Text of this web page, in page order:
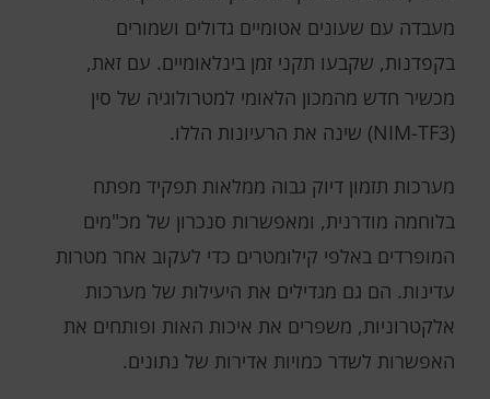
מעבדה עם שעונים אטומיים גדולים ושמורים
בקפדנות, שקבעו תקני זמן בינלאומיים. עם זאת,
מכשיר חדש מהמכון הלאומי למטרולוגיה של סין
(NIM-TF3) שינה את הרעיונות הללו.
מערכות תזמון דיוק גבוה ממלאות תפקיד מפתח
בלוחמה מודרנית, ומאפשרות סנכרון של מכ"מים
המופרדים באלפי קילומטרים כדי לעקוב אחר מטרות
עדינות. הם גם מגדילים את היעילות של מערכות
אלקטרוניות, משפרים את איכות האות ופותחים את
האפשרות לשדר כמויות אדירות של נתונים.